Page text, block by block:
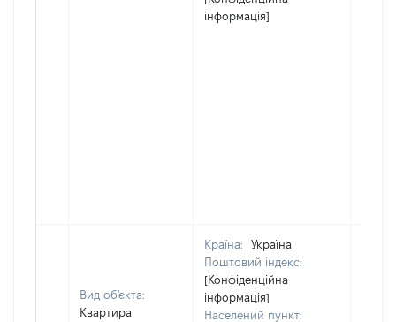
інформація]
Вид об'єкта:
Квартира
Країна:
Україна
Поштовий індекс:
[Конфіденційна
інформація]
Населений пункт: